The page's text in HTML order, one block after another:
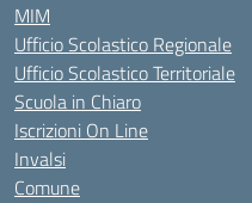
MIM
Ufficio Scolastico Regionale
Ufficio Scolastico Territoriale
Scuola in Chiaro
Iscrizioni On Line
Invalsi
Comune